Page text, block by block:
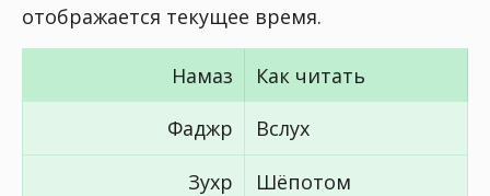
отображается текущее время.
Намаз
Как читать
Фаджр
Вслух
Зухр Шёпотом